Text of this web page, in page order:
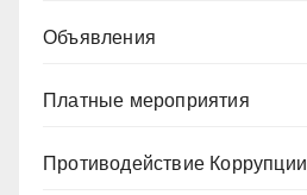
Объявления
Платные мероприятия
Противодействие Коррупции